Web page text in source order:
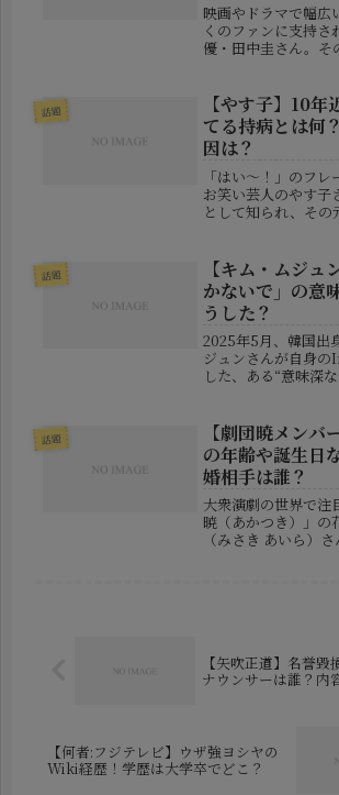
映画やドラマで幅広
くのファンに支持さ
優・田中圭さん。そ
イベートに注目が
「家族構成」**です
く...
話題
【やす子】10年
てる持病とは何
因は？
「はい〜！」のフレ
お笑い芸人のやす子
として知られ、その
に“持病”という大き
たことを、本人が明
回...
話題
【キム・ムジュ
かないで」の意
うした？
2025年5月、韓国出
ジュンさんが自身
した、ある“意味深
わった ムジュン、
う」この投稿は、彼
話題
【劇団暁メンバ
の年齢や誕生日
婚相手は誰？
大衆演劇の世界で注
暁（あかつき）」の
（みさき あいら）
【矢吹正道】名誉毀
ナウンサーは誰？内
【何者:フジテレビ】ウザ強ヨシヤの
Wiki経歴！学歴は大学卒でどこ？